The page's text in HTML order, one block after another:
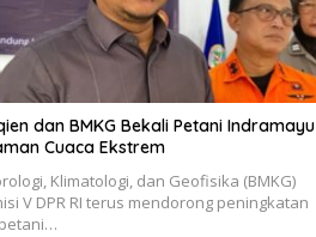
dan BMKG Bekali Petani Indramayu
Cuaca Ekstrem
Klimatologi, dan Geofisika (BMKG)
V DPR RI terus mendorong peningkatan